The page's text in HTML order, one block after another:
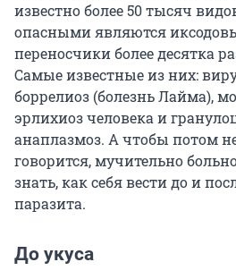
известно более 50 тысяч
опасными являются
переносчики более десятка
Самые известные из них:
боррелиоз (болезнь Лайма),
эрлихиоз человека и
анаплазмоз. А чтобы потом
говорится, мучительно
знать, как себя вести до и
паразита.
До укуса